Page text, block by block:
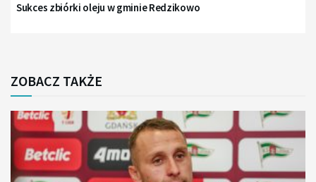
Sukces zbiórki oleju w gminie Redzikowo
ZOBACZ TAKŻE